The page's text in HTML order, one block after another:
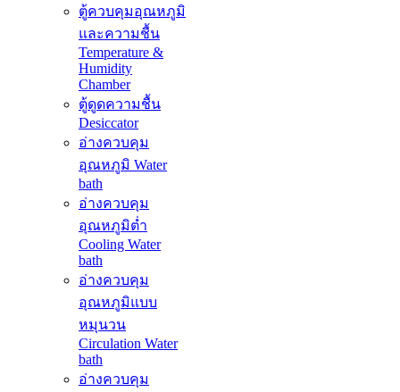
ตู้ควบคุมอุณหภูมิ
และความชื้น
Temperature &
Humidity
Chamber
ตู้ดูดความชื้น
Desiccator
อ่างควบคุม
อุณหภูมิ Water
bath
อ่างควบคุม
อุณหภูมิต่ำ
Cooling Water
bath
อ่างควบคุม
อุณหภูมิแบบ
หมุนวน
Circulation Water
bath
อ่างควบคุม